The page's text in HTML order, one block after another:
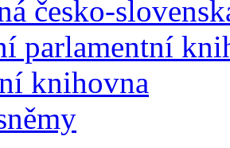
česko-
parlamentní
knihovna